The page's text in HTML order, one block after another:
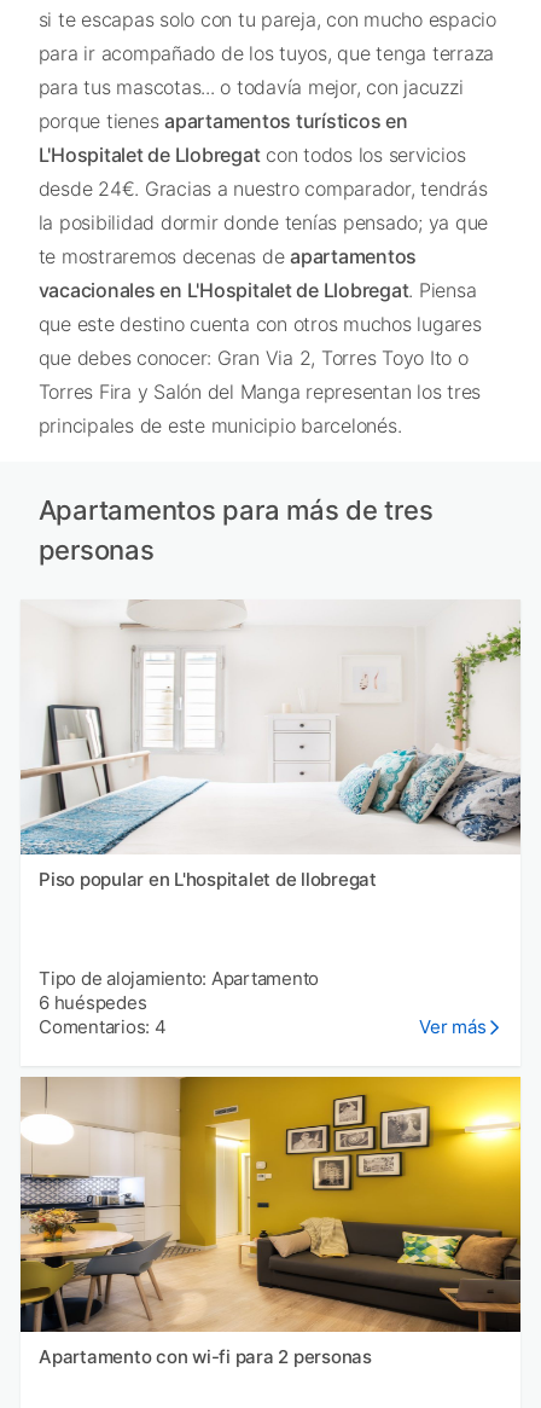
si te escapas solo con tu pareja, con mucho espacio
para ir acompañado de los tuyos, que tenga terraza
para tus mascotas... o todavía mejor, con jacuzzi
porque tienes apartamentos turísticos en
L'Hospitalet de Llobregatcon todos los servicios
desde 24€. Gracias a nuestro comparador, tendrás
la posibilidad dormir donde tenías pensado; ya que
te mostraremos decenas de apartamentos
vacacionales en L'Hospitalet de Llobregat. Piensa
que este destino cuenta con otros muchos lugares
que debes conocer: Gran Via 2, Torres Toyo Ito o
Torres Fira y Salón del Manga representan los tres
principales de este municipio barcelonés.
Apartamentos para más de tres
personas
Piso popular en L'hospitalet de llobregat
Tipo de alojamiento: Apartamento
6 huéspedes
Comentarios: 4
Ver más
Apartamento con wi-fi para 2 personas